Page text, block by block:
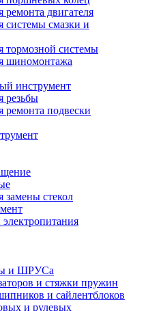
ремонта двигателя
системы смазки и
тормозной системы
шиномонтажа
инструмент
резьбы
ремонта подвески
замены стекол
и ШРУСа
и стяжки пружин
и сайлентблоков
и рулевых